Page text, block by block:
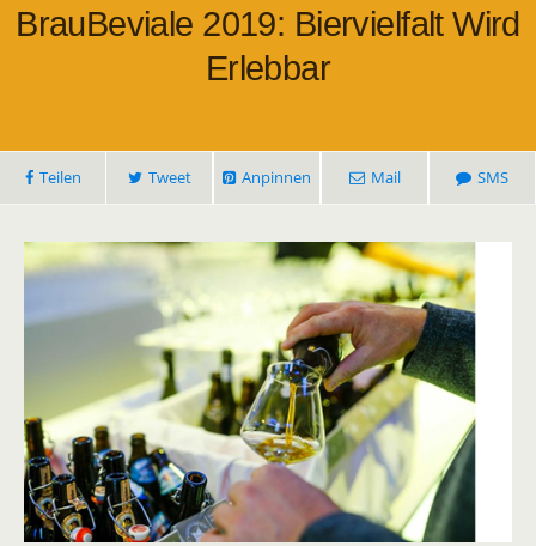
BrauBeviale 2019: Biervielfalt Wird
Erlebbar
Teilen Tweet Anpinnen Mail SMS